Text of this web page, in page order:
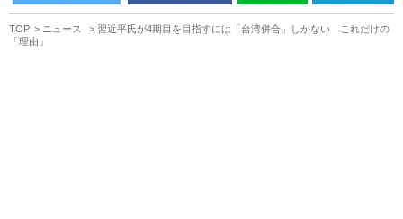
TOP ニュース
習近平氏が4期目を目指すには「台湾併合」しかない これだけの
「理由」